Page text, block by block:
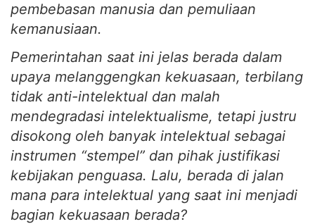
pembebasan manusia dan pemuliaan
kemanusiaan.
Pemerintahan saat ini jelas berada dalam
upaya melanggengkan kekuasaan, terbilang
tidak anti-intelektual dan malah
mendegradasi intelektualisme, tetapi justru
disokong oleh banyak intelektual sebagai
instrumen “stempel” dan pihak justifikasi
kebijakan penguasa. Lalu, berada di jalan
mana para intelektual yang saat ini menjadi
bagian kekuasaan berada?